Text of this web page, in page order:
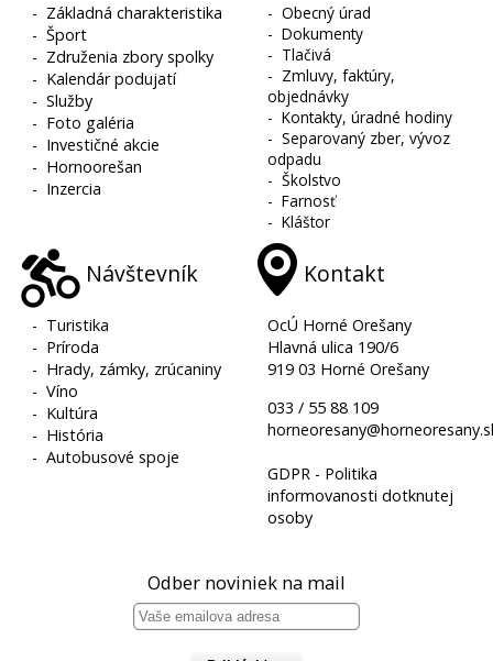
- Základná charakteristika
-Šport
- Združenia zbory spolky
- Kalendár podujatí
-Služby
- Foto galéria
- Investičné akcie
- Hornoorešan
- Inzercia
-Obecný úrad
-Dokumenty
- Tlačivá
- Zmluvy, faktúry,
objednávky
-Kontakty, úradné hodiny
-Separovaný zber, vývoz
odpadu
-Školstvo
-Farnosť
-Kláštor
Návštevník
- Turistika
- Príroda
- Hrady, zámky, zrúcaniny
-Víno
- Kultúra
- História
-Autobusové spoje
Kontakt
OcÚ Horné Orešany
Hlavná ulica 190/6
919 03 Horné Orešany
033 / 55 88 109
GDPR - Politika
informovanosti dotknutej
osoby
Odber noviniek na mail